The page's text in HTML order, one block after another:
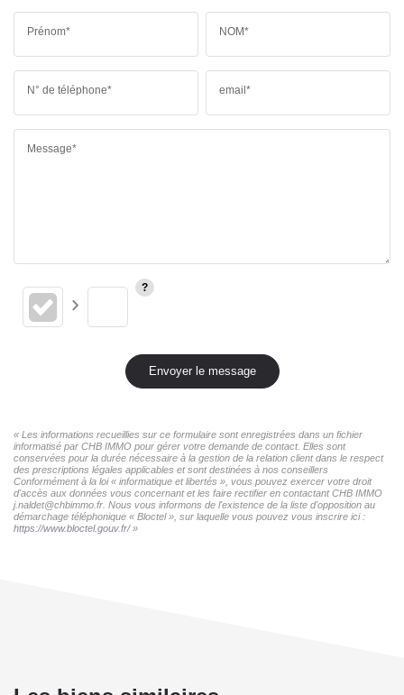
Prénom* NOM*
N° de téléphone* email*
Message*
Envoyer le message
« Les informations recueillies sur ce formulaire sont enregistrées dans un fichier
informatisé par CHB IMMO pour gérer votre demande de contact. Elles sont
conservées pour la durée nécessaire à la gestion de la relation client dans le respect
des prescriptions légales applicables et sont destinées à nos conseillers
Conformément à la loi « informatique et libertés », vous pouvez exercer votre droit
d'accès aux données vous concernant et les faire rectifier en contactant CHB IMMO
j.naldet@chbimmo.fr. Nous vous informons de l'existence de la liste d'opposition au
démarchage téléphonique « Bloctel », sur laquelle vous pouvez vous inscrire ici :
https://www.bloctel.gouv.fr/»